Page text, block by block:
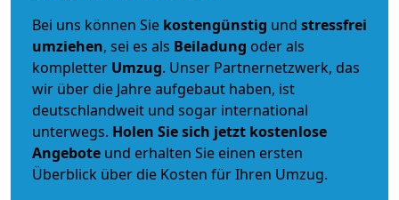
Bei uns können Sie kostengünstig und stressfrei
umziehen, sei es als Beiladung oder als
kompletter Umzug. Unser Partnernetzwerk, das
wir über die Jahre aufgebaut haben, ist
deutschlandweit und sogar international
unterwegs. Holen Sie sich jetzt kostenlose
Angebote und erhalten Sie einen ersten
Überblick über die Kosten für Ihren Umzug.